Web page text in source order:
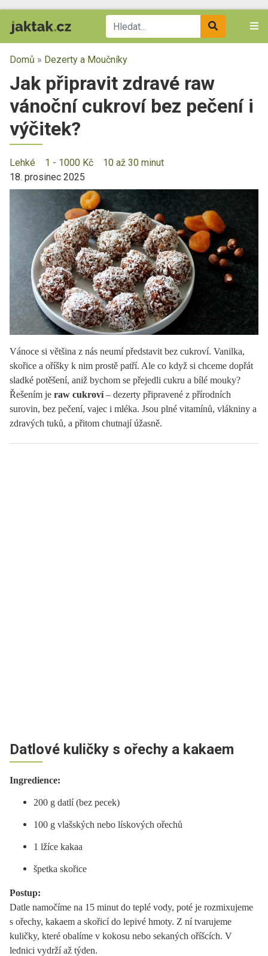
Domů » Dezerty a Moučníky
Jak připravit zdravé raw
vánoční cukroví bez pečení i
výčitek?
Lehké 1 - 1000 Kč
10 až 30 minut
18. prosinec 2025
Vánoce si většina z nás neumí představit bez cukroví. Vanilka,
skořice a oříšky k nim prostě patří. Ale co když si chceme dopřát
sladké potěšení, aniž bychom se přejedli cukru a bílé mouky?
Řešením je raw cukroví– dezerty připravené z přírodních
surovin, bez pečení, vajec i mléka. Jsou plné vitamínů, vlákniny a
zdravých tuků, a přitom chutnají úžasně.
Datlové kuličky s ořechy a kakaem
Ingredience:
200 g datlí (bez pecek)
100 g vlašských nebo lískových ořechů
1 lžíce kakaa
špetka skořice
Postup:
Datle namočíme na 15 minut do teplé vody, poté je rozmixujeme
s ořechy, kakaem a skořicí do lepivé hmoty. Z ní tvarujeme
kuličky, které obalíme v kokosu nebo sekaných oříšcích. V
lednici vydrží až týden.